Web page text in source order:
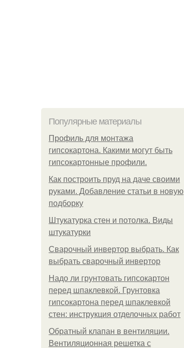
Популярные материалы
Профиль для монтажа
гипсокартона. Какими могут быть
гипсокартонные профили.
Как построить пруд на даче своими
руками. Добавление статьи в новую
подборку
Штукатурка стен и потолка. Виды
штукатурки
Сварочный инвертор выбрать. Как
выбрать сварочный инвертор
Надо ли грунтовать гипсокартон
перед шпаклевкой. Грунтовка
гипсокартона перед шпаклевкой
стен: инструкция отделочных работ
Обратный клапан в вентиляции.
Вентиляционная решетка с